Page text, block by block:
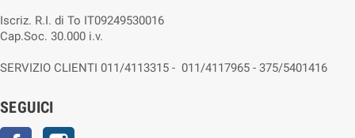
Iscriz. R.I. di To IT09249530016
Cap.Soc. 30.000 i.v.
SERVIZIO CLIENTI 011/4113315 - 011/4117965 - 375/5401416
SEGUICI
Facebook